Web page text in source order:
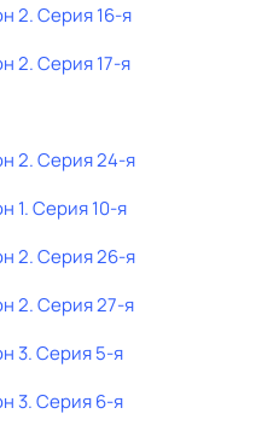
2. Серия 16-я
2. Серия 17-я
2. Серия 24-я
1. Серия 10-я
2. Серия 26-я
2. Серия 27-я
3. Серия 5-я
3. Серия 6-я